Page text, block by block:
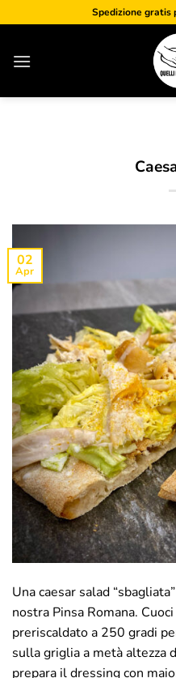
ai
Spedizione gratis
02
Apr
Una caesar salad
nostra Pinsa Romana.
preriscaldato a 250 gradi
sulla griglia a metà altezza
prepara il dressing con